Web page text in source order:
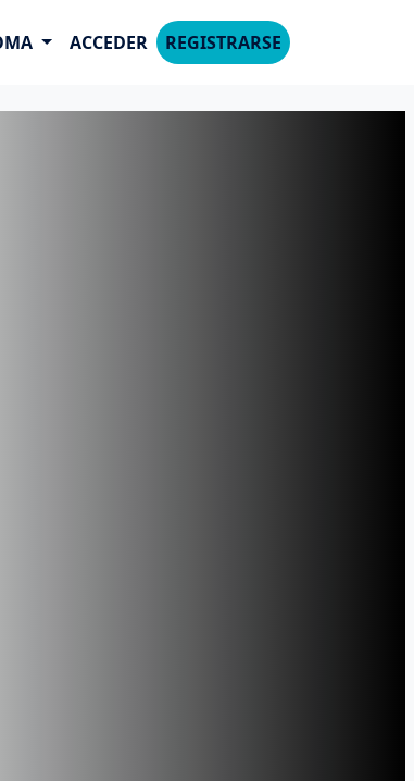
ACCEDER REGISTRARSE